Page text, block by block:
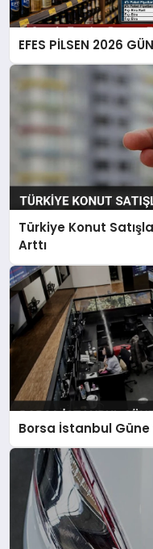
EFES PİLSEN 2026
Türkiye Konut
Arttı
Borsa İstanbul Güne